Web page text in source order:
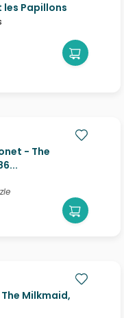
les Papillons
- The
Milkmaid,